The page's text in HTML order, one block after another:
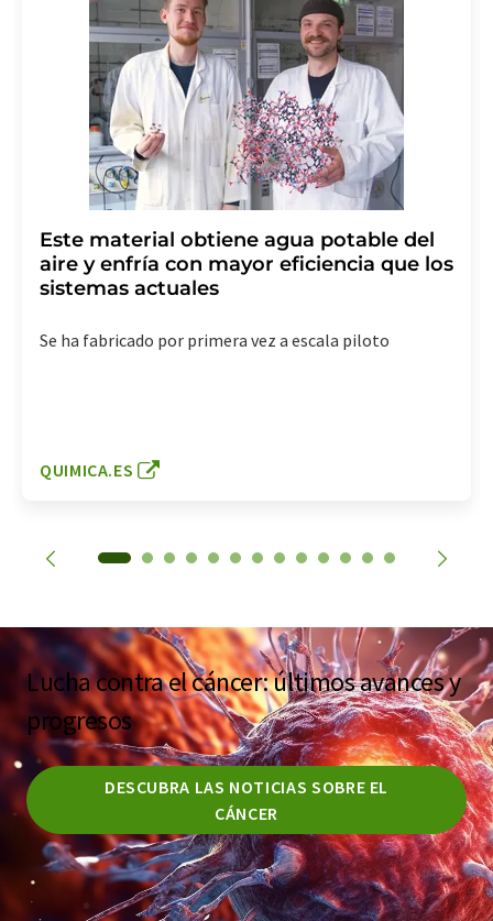
Este material obtiene agua potable del
aire y enfría con mayor eficiencia que los
sistemas actuales
Se ha fabricado por primera vez a escala piloto
QUIMICA.ES
Lucha contra el cáncer: últimos avances y
progresos
DESCUBRA LAS NOTICIAS SOBRE EL
CÁNCER